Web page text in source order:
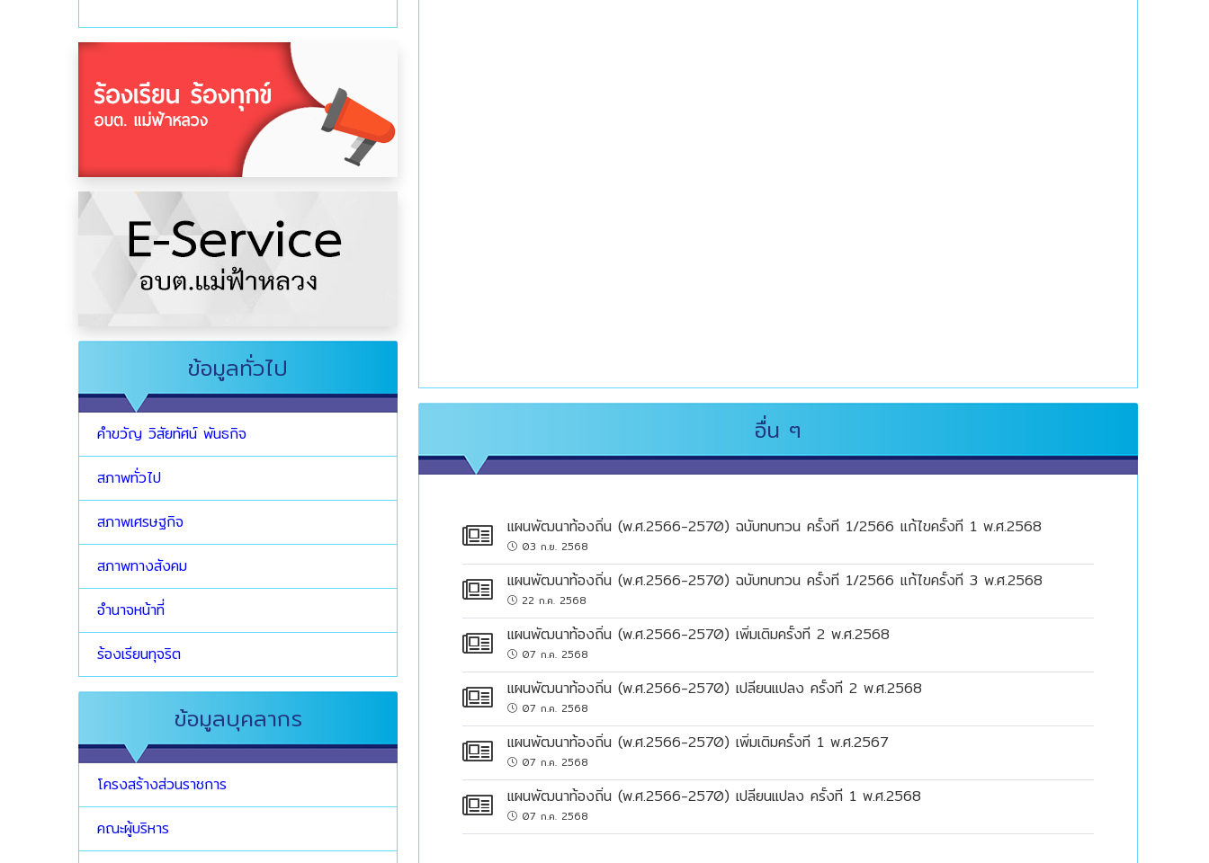
ข้อมูลทั่วไป
คำขวัญ วิสัยทัศน์ พันธกิจ
สภาพทั่วไป
สภาพเศรษฐกิจ
สภาพทางสังคม
อำนาจหน้าที่
ร้องเรียนทุจริต
ข้อมูลบุคลากร
โครงสร้างส่วนราชการ
คณะผู้บริหาร
อื่น ๆ
news แผนพัฒนาท้องถิ่น (พ.ศ.2566-2570) ฉบับทบทวน ครั้งที่ 1/2566 แก้ไขครั้งที่ 1 พ.ศ.2568
clock03 ก.ย. 2568
news แผนพัฒนาท้องถิ่น (พ.ศ.2566-2570) ฉบับทบทวน ครั้งที่ 1/2566 แก้ไขครั้งที่ 3 พ.ศ.2568
clock22 ก.ค. 2568
news แผนพัฒนาท้องถิ่น (พ.ศ.2566-2570) เพิ่มเติมครั้งที่ 2 พ.ศ.2568
clock07 ก.ค. 2568
news แผนพัฒนาท้องถิ่น (พ.ศ.2566-2570) เปลี่ยนแปลง ครั้งที่ 2 พ.ศ.2568
clock07 ก.ค. 2568
news แผนพัฒนาท้องถิ่น (พ.ศ.2566-2570) เพิ่มเติมครั้งที่ 1 พ.ศ.2567
clock07 ก.ค. 2568
news แผนพัฒนาท้องถิ่น (พ.ศ.2566-2570) เปลี่ยนแปลง ครั้งที่ 1 พ.ศ.2568
clock07 ก.ค. 2568